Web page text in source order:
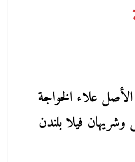
علاء الخواجة
فيلا بلندن